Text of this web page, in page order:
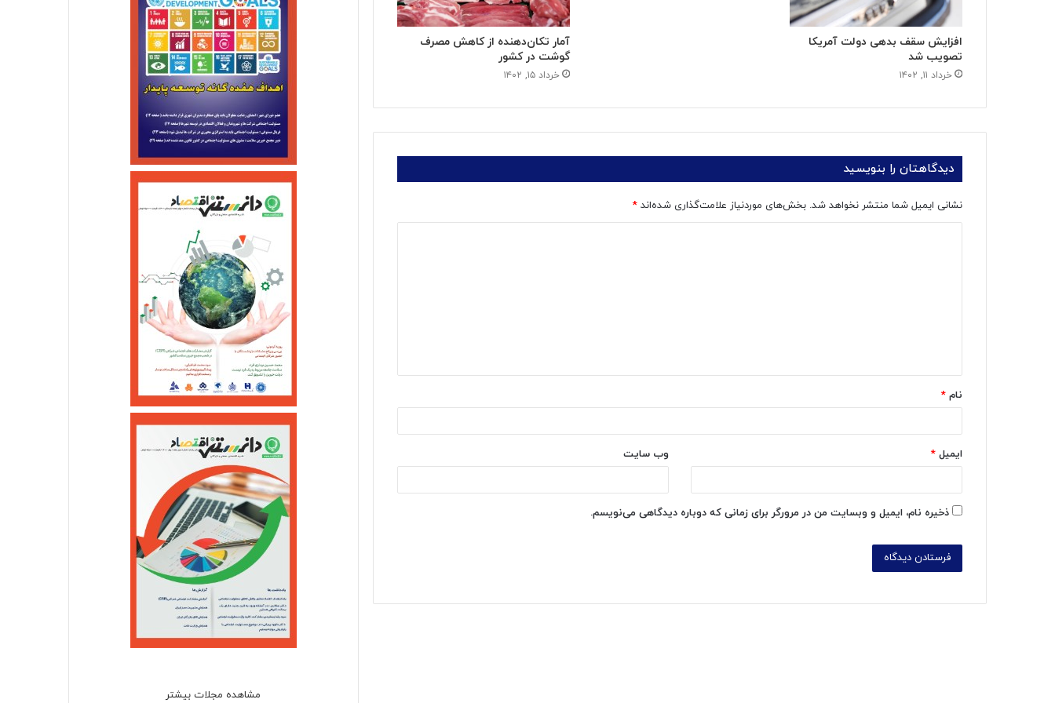
افزایش سقف بدهی دولت آمریکا
تصویب شد
خرداد ۱۱, ۱۴۰۲
آمار تکان‌دهنده از کاهش مصرف
گوشت در کشور
خرداد ۱۵, ۱۴۰۲
دیدگاهتان را بنویسید
نشانی ایمیل شما منتشر نخواهد شد. بخش‌های موردنیاز علامت‌گذاری شده‌اند *
*
نام *
ایمیل * وب‌ سایت
ذخیره نام، ایمیل و وبسایت من در مرورگر برای زمانی که دوباره دیدگاهی می‌نویسم.
مشاهده مجلات بیشتر